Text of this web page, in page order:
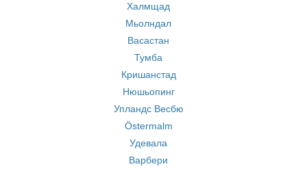
Халмщад
Мьолндал
Васастан
Тумба
Кришанстад
Нюшьопинг
Упландс Весбю
Östermalm
Удевала
Варбери